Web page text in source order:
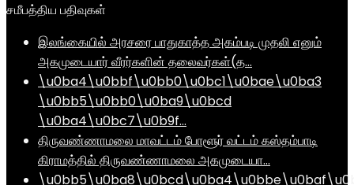
சமீபத்திய பதிவுகள்
இலங்கையில் அரசரை பாதுகாத்த அகம்படி முதலி எனும்
அகமுடையார் வீரர்களின் தலைவர்கள்(த…
\u0ba4\u0bbf\u0bb0\u0bc1\u0bae\u0ba3
\u0bb5\u0bb0\u0ba9\u0bcd
\u0ba4\u0bc7\u0b9f…
திருவண்ணாமலை மாவட்டம் போளூர் வட்டம் கஸ்தம்பாடி
கிராமத்தில் திருவண்ணாமலை அகமுடையா…